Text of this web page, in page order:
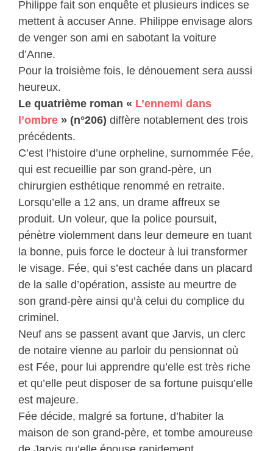
Philippe fait son enquête et plusieurs indices se
mettent à accuser Anne. Philippe envisage alors
de venger son ami en sabotant la voiture
d’Anne.
Pour la troisième fois, le dénouement sera aussi
heureux.
Le quatrième roman « L’ennemi dans
l’ombre » (n°206) diffère notablement des trois
précédents.
C’est l’histoire d’une orpheline, surnommée Fée,
qui est recueillie par son grand-père, un
chirurgien esthétique renommé en retraite.
Lorsqu’elle a 12 ans, un drame affreux se
produit. Un voleur, que la police poursuit,
pénètre violemment dans leur demeure en tuant
la bonne, puis force le docteur à lui transformer
le visage. Fée, qui s’est cachée dans un placard
de la salle d’opération, assiste au meurtre de
son grand-père ainsi qu’à celui du complice du
criminel.
Neuf ans se passent avant que Jarvis, un clerc
de notaire vienne au parloir du pensionnat où
est Fée, pour lui apprendre qu’elle est très riche
et qu’elle peut disposer de sa fortune puisqu’elle
est majeure.
Fée décide, malgré sa fortune, d’habiter la
maison de son grand-père, et tombe amoureuse